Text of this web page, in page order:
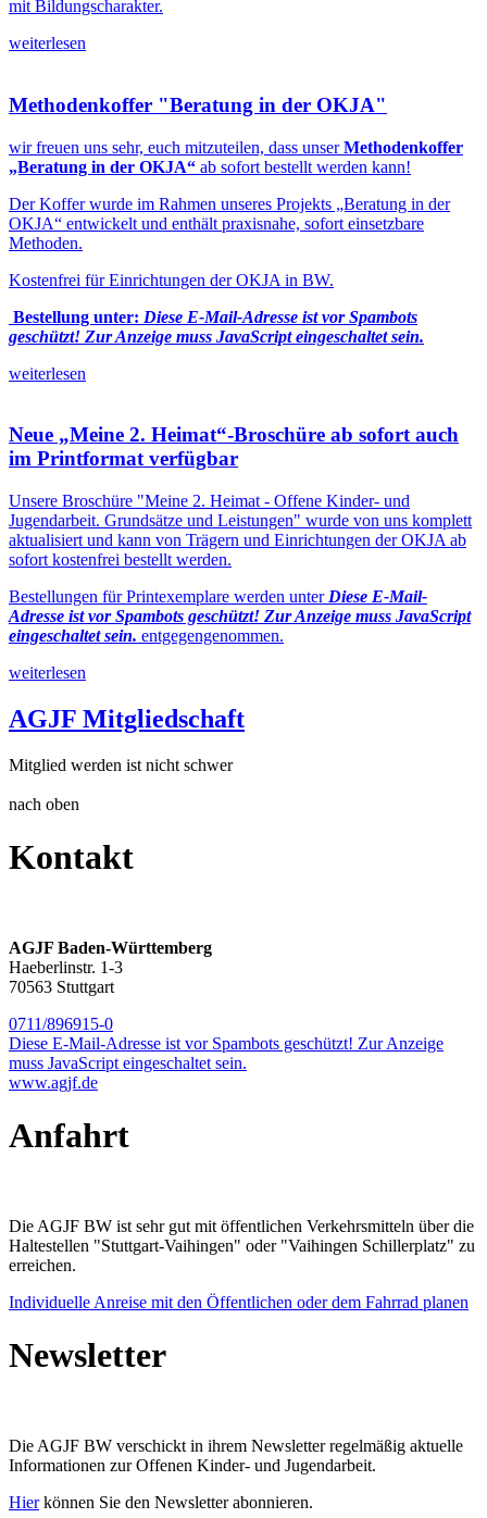
mit Bildungscharakter.
weiterlesen
Methodenkoffer "Beratung in der OKJA"
wir freuen uns sehr, euch mitzuteilen, dass unserMethodenkoffer
„Beratung in der OKJA“ ab sofort bestellt werden kann!
Der Koffer wurde im Rahmen unseres Projekts „Beratung in der
OKJA“ entwickelt und enthält praxisnahe, sofort einsetzbare
Methoden.
Kostenfrei für Einrichtungen der OKJA in BW.
Bestellung unter: Diese E-Mail-Adresse ist vor Spambots
geschützt! Zur Anzeige muss JavaScript eingeschaltet sein.
weiterlesen
Neue „Meine 2. Heimat“-Broschüre ab sofort auch
im Printformat verfügbar
Unsere Broschüre "Meine 2. Heimat - Offene Kinder- und
Jugendarbeit. Grundsätze und Leistungen" wurde von uns komplett
aktualisiert und kann von Trägern und Einrichtungen der OKJA ab
sofort kostenfrei bestellt werden.
Bestellungen für Printexemplare werden unter Diese E-Mail-
Adresse ist vor Spambots geschützt! Zur Anzeige muss JavaScript
eingeschaltet sein. entgegengenommen.
weiterlesen
AGJF Mitgliedschaft
Mitglied werden ist nicht schwer
nach oben
Kontakt
AGJF Baden-Württemberg
Haeberlinstr. 1-3
70563 Stuttgart
0711/896915-0
Diese E-Mail-Adresse ist vor Spambots geschützt! Zur Anzeige
muss JavaScript eingeschaltet sein.
www.agjf.de
Anfahrt
Die AGJF BW ist sehr gut mit öffentlichen Verkehrsmitteln über die
Haltestellen "Stuttgart-Vaihingen" oder "Vaihingen Schillerplatz" zu
erreichen.
Individuelle Anreise mit den Öffentlichen oder dem Fahrrad planen
Newsletter
Die AGJF BW verschickt in ihrem Newsletterregelmäßig aktuelle
Informationen zurOffenen Kinder- und Jugendarbeit.
Hierkönnen Sie den Newsletter abonnieren.